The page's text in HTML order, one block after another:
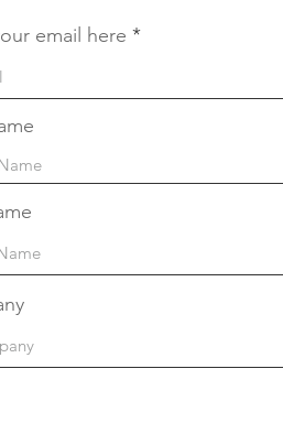
email here